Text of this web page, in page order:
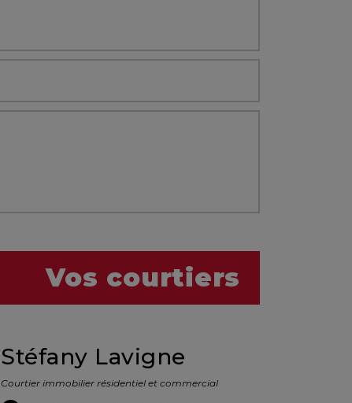
Vos courtiers
Stéfany Lavigne
Courtier immobilier résidentiel et commercial